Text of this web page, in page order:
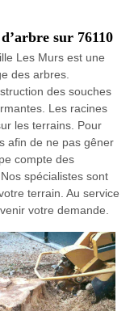
sur 76110
Les Murs est une
des arbres.
des souches
Les racines
les terrains. Pour
afin de ne pas gêner
compte des
spécialistes sont
terrain. Au service
votre demande.